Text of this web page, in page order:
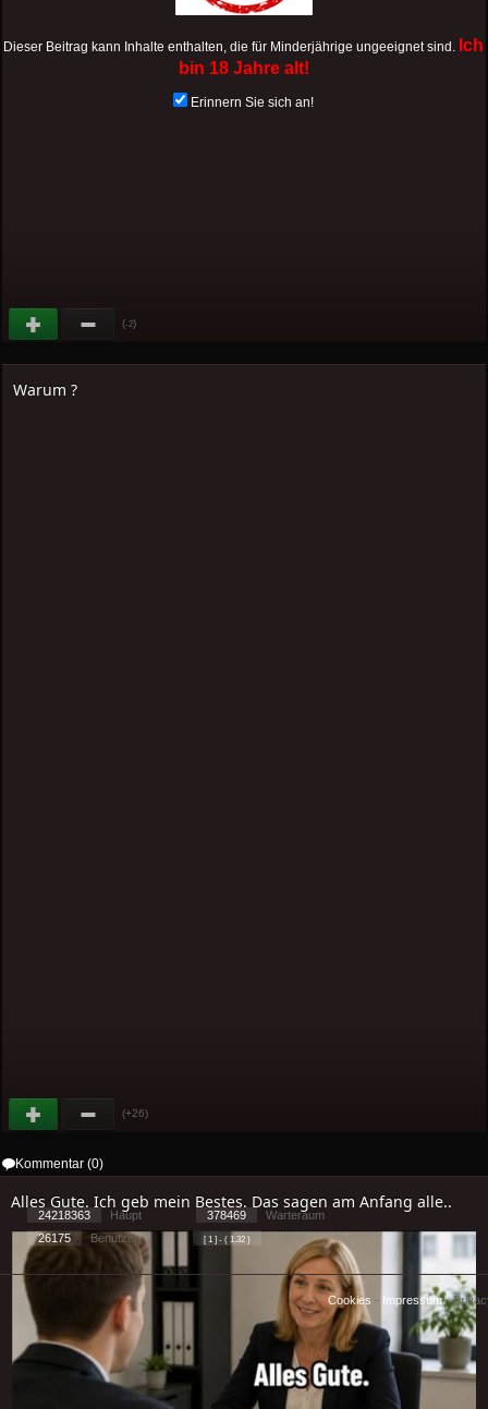
Dieser Beitrag kann Inhalte enthalten, die für Minderjährige ungeeignet sind. Ich
bin 18 Jahre alt!
Erinnern Sie sich an!
(-2)
Warum ?
(+26)
Kommentar (0)
Alles Gute. Ich geb mein Bestes. Das sagen am Anfang alle..
24218363 Haupt 378469
Warteraum
26175
Benutzer [ 1 ] - ( 1.32 )
Cookies - Impressum-